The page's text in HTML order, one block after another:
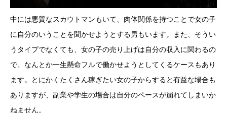
中には悪質なスカウトマンもいて、肉体関係を持つことで女の子
に自分のいうことを聞かせようとする男もいます。また、そうい
うタイプでなくても、女の子の売り上げは自分の収入に関わるの
で、なんとか一生懸命フルで働かせようとしてくるケースもあり
ます。とにかくたくさん稼ぎたい女の子からすると有益な場合も
ありますが、副業や学生の場合は自分のペースが崩れてしまいか
ねません。